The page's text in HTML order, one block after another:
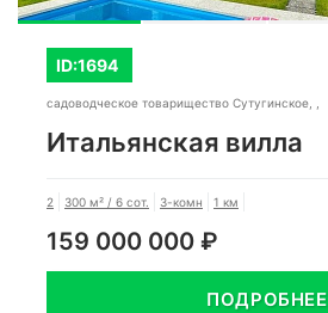
ID:1694
садоводческое товарищество Сутугинское, ,
Итальянская вилла
2 300 м² / 6 сот. 3-комн 1 км
159 000 000 ₽
ПОДРОБНЕЕ